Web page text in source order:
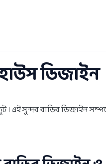
ডিজাইন
এই সুন্দর বাড়ির ডিজাইন